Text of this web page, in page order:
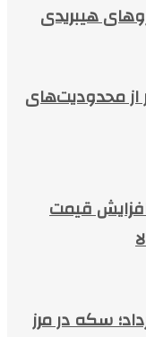
هیبریدی
از محدودیت‌های
افزایش قیمت
سکه در مرز